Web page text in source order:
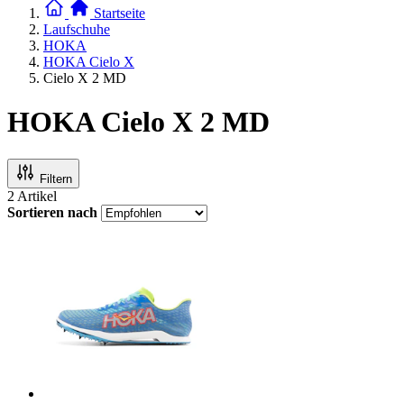
Startseite
Laufschuhe
HOKA
HOKA Cielo X
Cielo X 2 MD
HOKA Cielo X 2 MD
Filtern
2 Artikel
Sortieren nach